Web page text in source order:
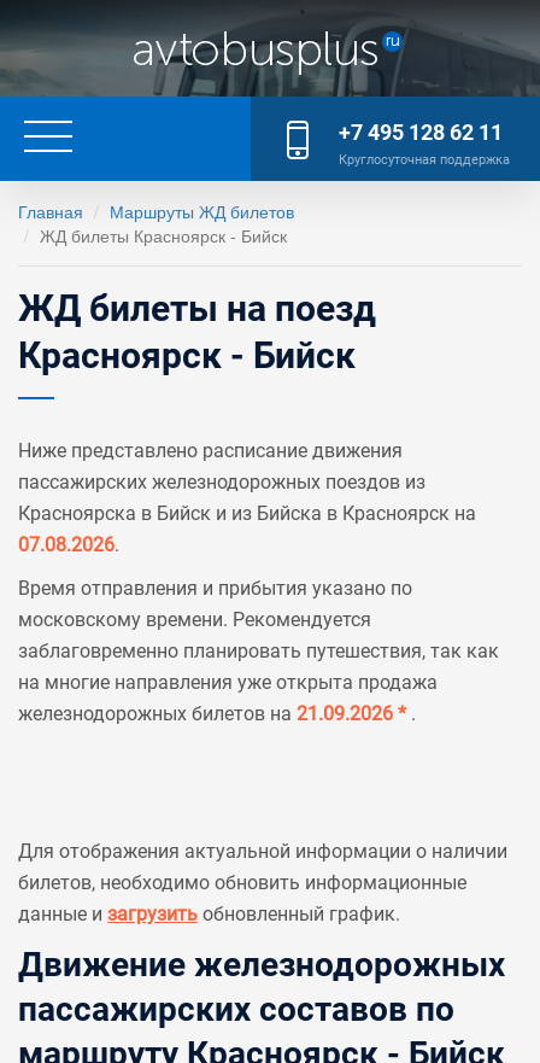
+7 495 128 62 11
Круглосуточная поддержка
Главная
Маршруты ЖД билетов
ЖД билеты Красноярск - Бийск
ЖД билеты на поезд
Красноярск - Бийск
Ниже представлено расписание движения
пассажирских железнодорожных поездов из
Красноярска в Бийск и из Бийска в Красноярск на
07.08.2026.
Время отправления и прибытия указано по
московскому времени. Рекомендуется
заблаговременно планировать путешествия, так как
на многие направления уже открыта продажа
железнодорожных билетов на 21.09.2026 * .
Для отображения актуальной информации о наличии
билетов, необходимо обновить информационные
данные и загрузить обновленный график.
Движение железнодорожных
пассажирских составов по
маршруту Красноярск - Бийск